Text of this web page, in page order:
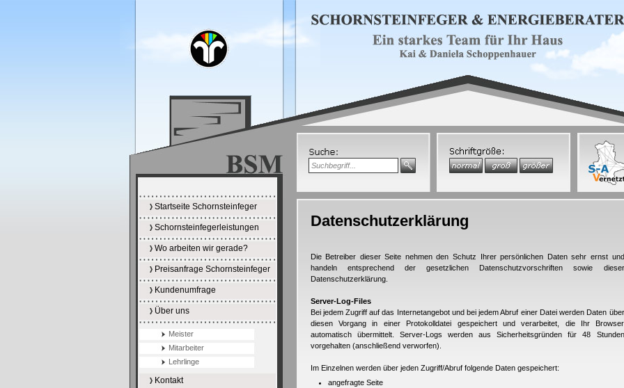
Startseite Schornsteinfeger
Schornsteinfegerleistungen
Wo arbeiten wir gerade?
Preisanfrage Schornsteinfeger
Kundenumfrage
Über uns
Meister
Mitarbeiter
Lehrlinge
Kontakt
Datenschutzerklärung
Die Betreiber dieser Seite nehmen den Schutz Ihrer persönlichen Daten sehr ernst und
handeln entsprechend der gesetzlichen Datenschutzvorschriften sowie dieser
Datenschutzerklärung.
Server-Log-Files
Bei jedem Zugriff auf das Internetangebot und bei jedem Abruf einer Datei werden Daten über
diesen Vorgang in einer Protokolldatei gespeichert und verarbeitet, die Ihr Browser
automatisch übermittelt. Server-Logs werden aus Sicherheitsgründen für 48 Stunden
vorgehalten (anschließend verworfen).
Im Einzelnen werden über jeden Zugriff/Abruf folgende Daten gespeichert:
angefragte Seite